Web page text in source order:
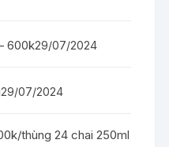
600k29/07/2024
29/07/2024
thùng 24 chai 250ml